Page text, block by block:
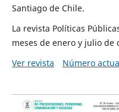
Santiago de Chile.
La revista Políticas
meses de enero y julio de
Ver revista
Número